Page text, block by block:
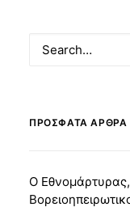
ΠΡΌΣΦΑΤΑ ΆΡΘΡΑ
Ο